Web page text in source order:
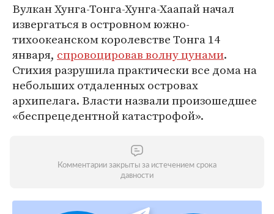
Вулкан Хунга-Тонга-Хунга-Хаапай начал
извергаться в островном южно-
тихоокеанском королевстве Тонга 14
января, спровоцировав волну цунами.
Стихия разрушила практически все дома на
небольших отдаленных островах
архипелага. Власти назвали произошедшее
«беспрецедентной катастрофой».
Комментарии закрыты за истечением срока
давности